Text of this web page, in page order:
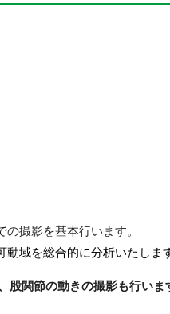
撮影を基本行います。
域を総合的に分析いたしま
関節の動きの撮影も行いま